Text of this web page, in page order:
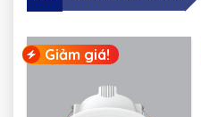
Giảm giá!